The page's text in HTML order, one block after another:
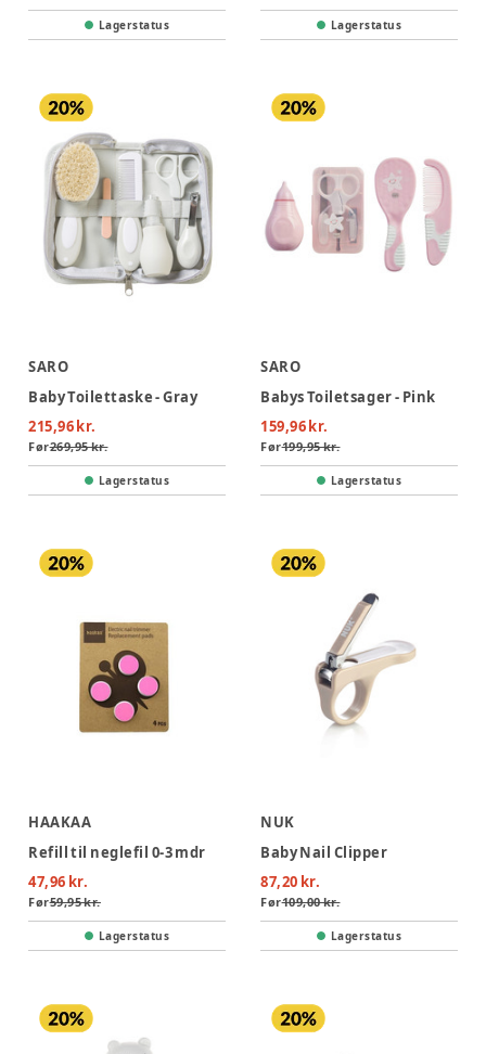
Lagerstatus Lagerstatus
SARO
Baby Toilettaske - Gray
215,96 kr.
Før269,95 kr.
Lagerstatus
SARO
Babys Toiletsager - Pink
159,96 kr.
Før199,95 kr.
Lagerstatus
HAAKAA
Refill til neglefil 0-3 mdr
47,96 kr.
Før59,95 kr.
Lagerstatus
NUK
Baby Nail Clipper
87,20 kr.
Før109,00 kr.
Lagerstatus